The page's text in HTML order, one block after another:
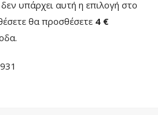
υπάρχει αυτή η επιλογή στο
θα προσθέσετε 4 €